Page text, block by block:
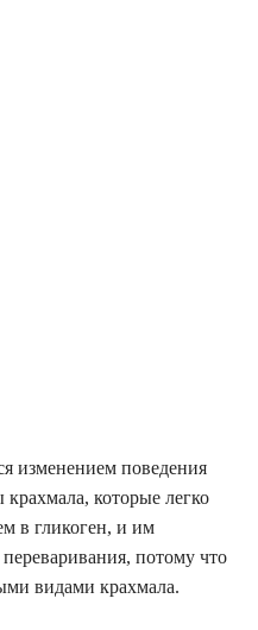
изменением поведения
которые легко
в гликоген, и им
потому что
видами крахмала.